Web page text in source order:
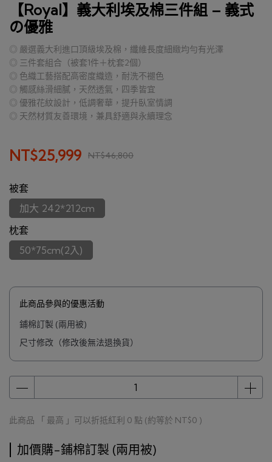
【Royal】義大利埃及棉三件組 – 義式
の優雅
◎ 嚴選義大利進口頂級埃及棉，纖維長度細緻均勻有光澤
◎ 三件套組合（被套1件＋枕套2個）
◎ 色織工藝搭配高密度織造，耐洗不褪色
◎ 觸感絲滑細膩，天然透氣，四季皆宜
◎ 優雅花紋設計，低調奢華，提升臥室情調
◎ 天然材質友善環境，兼具舒適與永續理念
NT$25,999 NT$46,800
被套
加大 242*212cm
枕套
50*75cm(2入)
此商品參與的優惠活動
鋪棉訂製 (兩用被)
尺寸修改（修改後無法退換貨）
此商品 「 最高 」可以折抵紅利 0 點 (約等於 NT$0 )
加價購-鋪棉訂製 (兩用被)